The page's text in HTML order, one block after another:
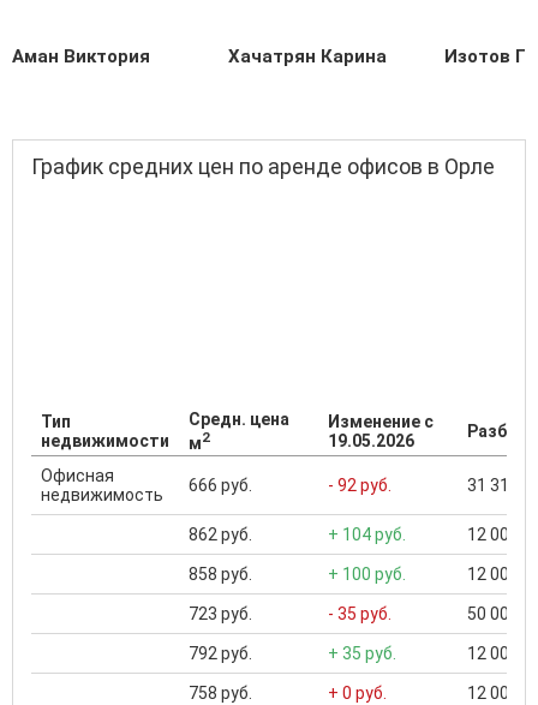
Аман Виктория Хачатрян Карина Изотов
График средних цен по аренде офисов в Орле
Тип
недвижимости
Средн. цена
м2
Изменение с
19.05.2026
Офисная
недвижимость
666 руб. - 92 руб. 31 313
862 руб. + 104 руб. 12 000
858 руб. + 100 руб. 12 000
723 руб. - 35 руб. 50 000
792 руб. + 35 руб. 12 000
758 руб. + 0 руб. 12 000